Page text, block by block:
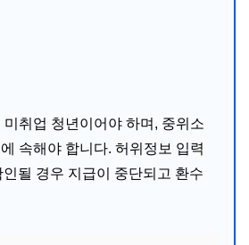
취업 청년이어야 하며, 중위소
속해야 합니다. 허위정보 입력
될 경우 지급이 중단되고 환수